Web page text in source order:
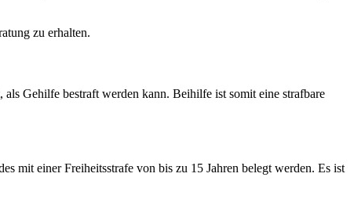
zu erhalten.
Gehilfe bestraft werden kann. Beihilfe ist somit eine strafbare
mit einer Freiheitsstrafe von bis zu 15 Jahren belegt werden. Es ist